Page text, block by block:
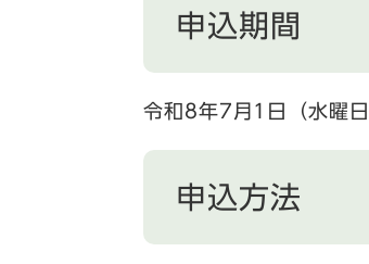
申込期間
令和8年7月1日（水曜
申込方法